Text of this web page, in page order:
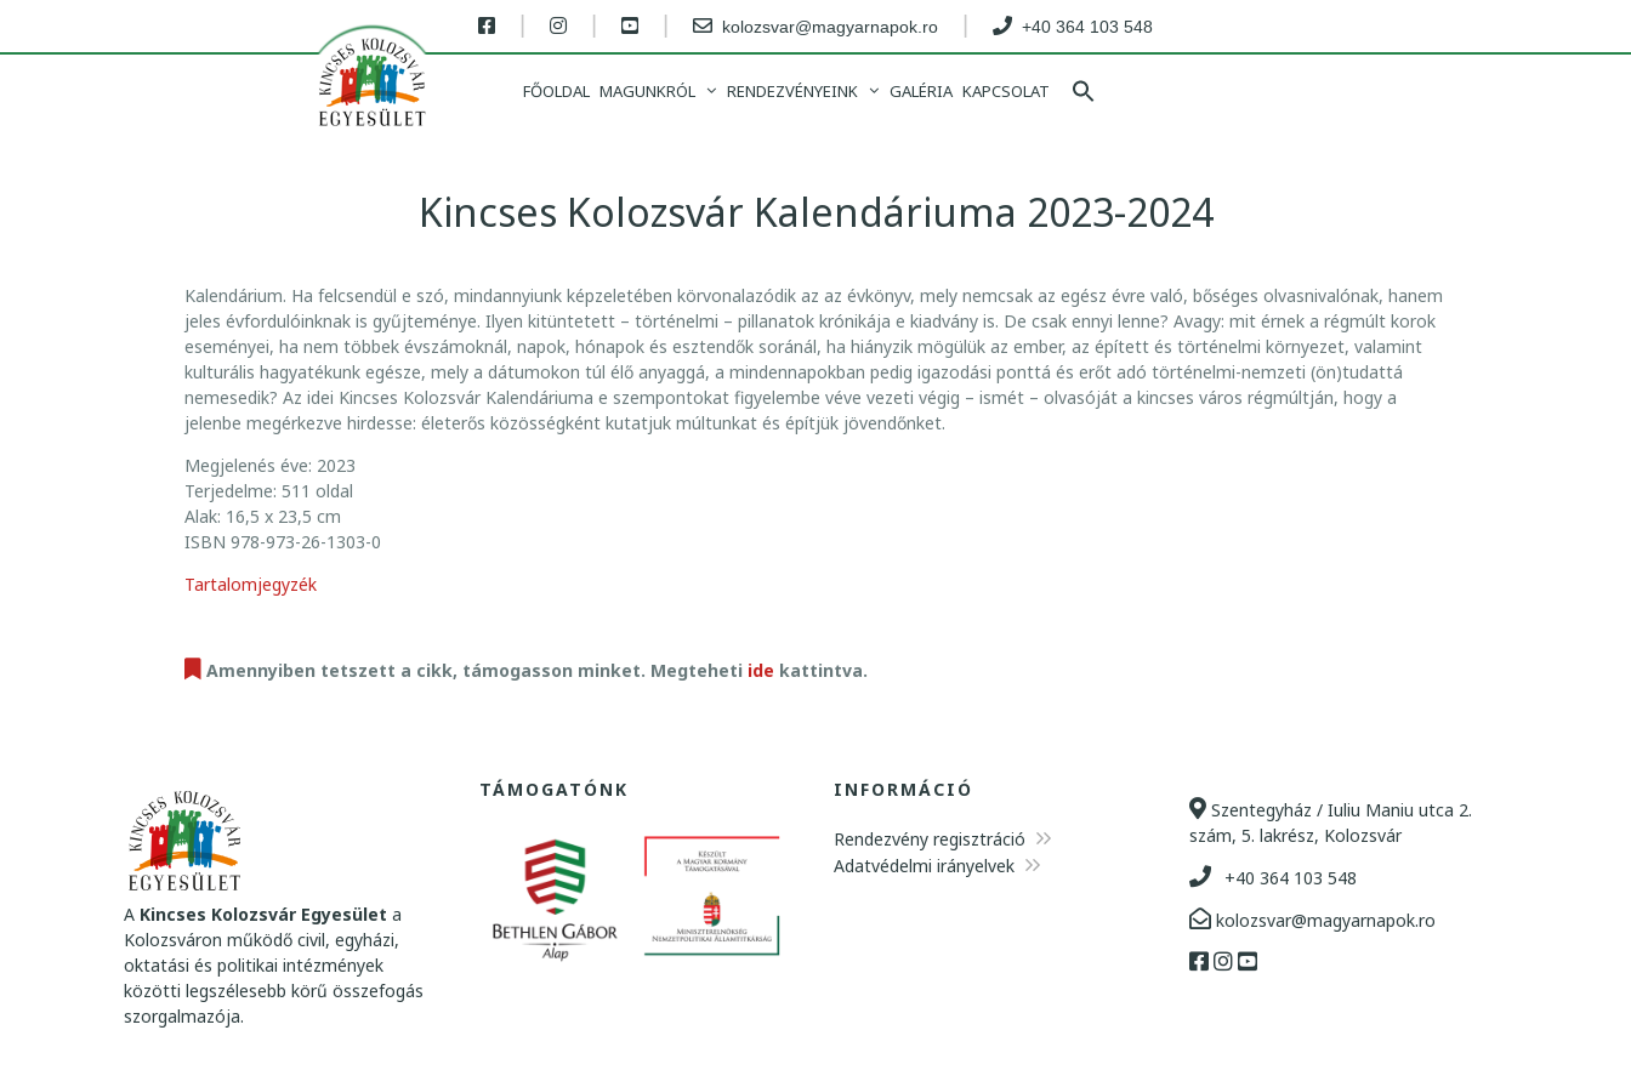
kolozsvar@magyarnapok.ro +40 364 103 548
FŐOLDAL MAGUNKRÓL RENDEZVÉNYEINK GALÉRIA KAPCSOLAT
Kincses Kolozsvár Kalendáriuma 2023-2024
K
I
N
C
S
E
S
K
O
L
O
V
Á
L
E
N
D
Á
R
I
U
M
Kalendárium. Ha felcsendül e szó, mindannyiunk képzeletében körvonalazódik az az évkönyv, mely nemcsak az egész évre való, bőséges olvasnivalónak, hanem
jeles évfordulóinknak is gyűjteménye. Ilyen kitüntetett – történelmi – pillanatok krónikája e kiadvány is. De csak ennyi lenne? Avagy: mit érnek a régmúlt korok
eseményei, ha nem többek évszámoknál, napok, hónapok és esztendők soránál, ha hiányzik mögülük az ember, az épített és történelmi környezet, valamint
kulturális hagyatékunk egésze, mely a dátumokon túl élő anyaggá, a mindennapokban pedig igazodási ponttá és erőt adó történelmi-nemzeti (ön)tudattá
nemesedik? Az idei Kincses Kolozsvár Kalendáriuma e szempontokat figyelembe véve vezeti végig – ismét – olvasóját a kincses város régmúltján, hogy a
jelenbe megérkezve hirdesse: életerős közösségként kutatjuk múltunkat és építjük jövendőnket.
Megjelenés éve: 2023
Terjedelme: 511 oldal
Alak: 16,5 x 23,5 cm
ISBN 978-973-26-1303-0
Tartalomjegyzék
Amennyiben tetszett a cikk, támogasson minket. Megteheti ide kattintva.
A Kincses Kolozsvár Egyesület a
Kolozsváron működő civil, egyházi,
oktatási és politikai intézmények
közötti legszélesebb körű összefogás
szorgalmazója.
TÁMOGATÓNK INFORMÁCIÓ
Rendezvény regisztráció
Adatvédelmi irányelvek
Szentegyház / Iuliu Maniu utca 2.
szám, 5. lakrész, Kolozsvár
+40 364 103 548
kolozsvar@magyarnapok.ro